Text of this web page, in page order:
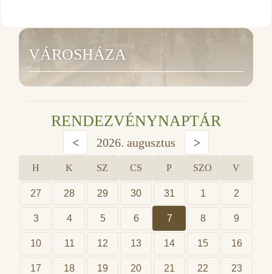
VÁROSHÁZA
RENDEZVÉNYNAPTÁR
< 2026. augusztus >
H K SZ CS P SZO V
27 28 29 30 31 1 2
3 4 5 6 7 8 9
10 11 12 13 14 15 16
17 18 19 20 21 22 23